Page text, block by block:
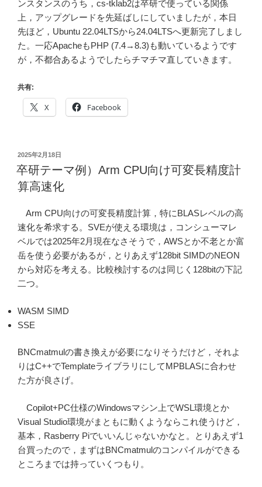
ンスタンスのうち，cs-tklab2は卒研で使っている関係
上，アップグレードを先延ばしにしていましたが，本日
先ほど，Ubuntu 22.04LTSから24.04LTSへ更新完了しまし
た。一応ApacheもPHP (7.4→8.3)も動いているようです
が，不都合あるようでしたらチマチマ直していきます。
共有:
X Facebook
投
稿
日:
2025年2月18日
卒研テーマ例）Arm CPU向け可変長精度計
算高速化
Arm CPU向けの可変長精度計算，特にBLASレベルの高
速化を希求する。SVEが使える環境は，コンシューマレ
ベルでは2025年2月現在なさそうで，AWSとか不老とか富
岳を使う必要があるが，とりあえず128bit SIMDのNEON
から対応を考える。比較検討するのは同じく128bitの下記
二つ。
WASM SIMD
SSE
BNCmatmulの書き換えが必要になりそうだけど，それよ
りはC++でTemplateライブラリにしてMPBLASに合わせ
た方が良さげ。
Copilot+PC仕様のWindowsマシン上でWSL環境とか
Visual Studio環境がまともに動くようならこれ使うけど，
基本，Rasberry Piでいいんじゃないかなと。とりあえず1
台買ったので，まずはBNCmatmulのコンパイルができる
ところまでは持っていくつもり。